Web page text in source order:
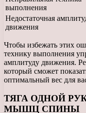
выполнения
Недостаточная
движения
Чтобы избежать этих
технику выполнения
амплитуду движения.
который сможет
оптимальный вес для
ТЯГА ОДНОЙ
МЫШЦ СПИНЫ